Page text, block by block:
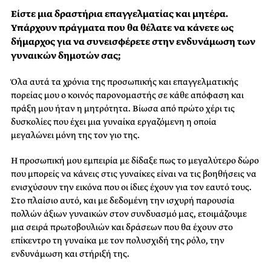
Είστε μια δραστήρια επαγγελματίας και μητέρα.
Υπάρχουν πράγματα που θα θέλατε να κάνετε ως
δήμαρχος για να συνεισφέρετε στην ενδυνάμωση των
γυναικών δημοτών σας;
Όλα αυτά τα χρόνια της προσωπικής και επαγγελματικής
πορείας μου ο κοινός παρονομαστής σε κάθε απόφαση και
πράξη μου ήταν η μητρότητα. Βίωσα από πρώτο χέρι τις
δυσκολίες που έχει μια γυναίκα εργαζόμενη η οποία
μεγαλώνει μόνη της τον γιο της.
Η προσωπική μου εμπειρία με δίδαξε πως το μεγαλύτερο δώρο
που μπορείς να κάνεις στις γυναίκες είναι να τις βοηθήσεις να
ενισχύσουν την εικόνα που οι ίδιες έχουν για τον εαυτό τους.
Στο πλαίσιο αυτό, και με δεδομένη την ισχυρή παρουσία
πολλών άξιων γυναικών στον συνδυασμό μας, ετοιμάζουμε
μια σειρά πρωτοβουλιών και δράσεων που θα έχουν στο
επίκεντρο τη γυναίκα με τον πολυσχιδή της ρόλο, την
ενδυνάμωση και στήριξή της.